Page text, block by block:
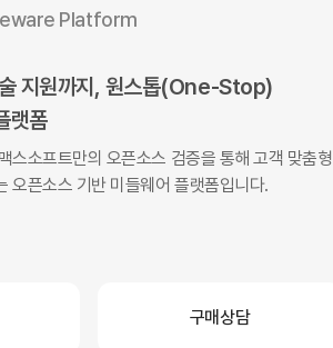
Platform
지원까지, 원스톱(One-Stop)
랫폼
스소프트만의 오픈소스 검증을 통해 고객 맞춤형
오픈소스 기반 미들웨어 플랫폼입니다.
구매상담